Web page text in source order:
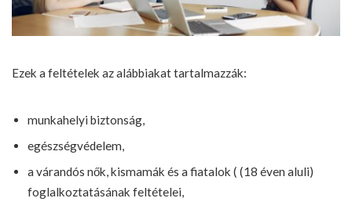
Ezek a feltételek az alábbiakat tartalmazzák:
munkahelyi biztonság,
egészségvédelem,
a várandós nők, kismamák és a fiatalok ( (18 éven aluli)
foglalkoztatásának feltételei,